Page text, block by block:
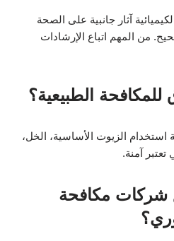
آثار جانبية على الصحة
من المهم اتباع الإرشادات
الطبيعية؟
الزيوت الأساسية، الخل،
تعتبر آمنة.
شركات مكافحة